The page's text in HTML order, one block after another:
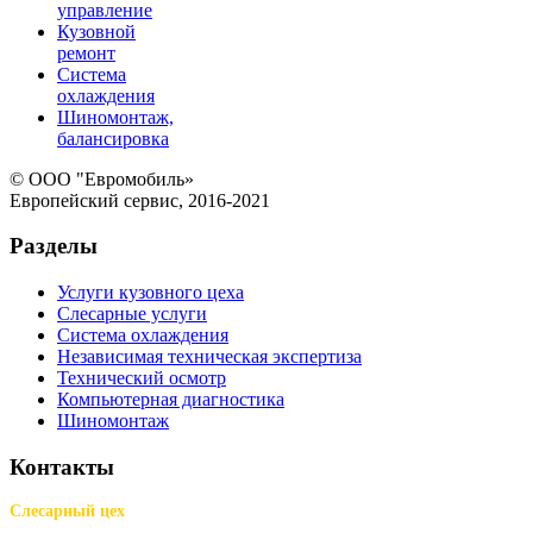
управление
Кузовной
ремонт
Система
охлаждения
Шиномонтаж,
балансировка
© ООО "Евромобиль»
Европейский сервис, 2016-2021
Разделы
Услуги кузовного цеха
Слесарные услуги
Система охлаждения
Независимая техническая экспертиза
Технический осмотр
Компьютерная диагностика
Шиномонтаж
Контакты
Слесарный цех